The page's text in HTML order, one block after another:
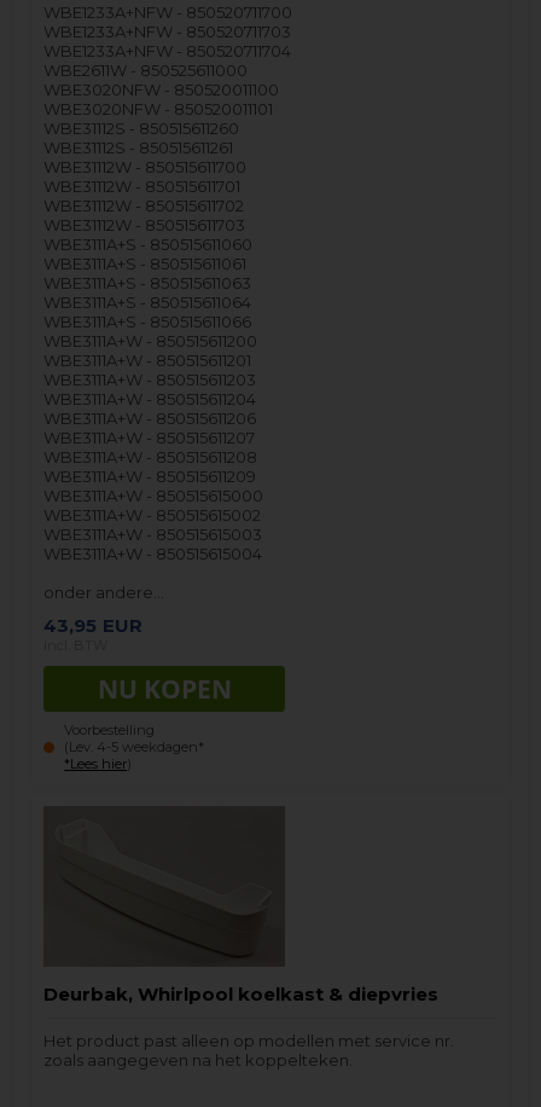
WBE1233A+NFW - 850520711700
WBE1233A+NFW - 850520711703
WBE1233A+NFW - 850520711704
WBE2611W - 850525611000
WBE3020NFW - 850520011100
WBE3020NFW - 850520011101
WBE31112S - 850515611260
WBE31112S - 850515611261
WBE31112W - 850515611700
WBE31112W - 850515611701
WBE31112W - 850515611702
WBE31112W - 850515611703
WBE3111A+S - 850515611060
WBE3111A+S - 850515611061
WBE3111A+S - 850515611063
WBE3111A+S - 850515611064
WBE3111A+S - 850515611066
WBE3111A+W - 850515611200
WBE3111A+W - 850515611201
WBE3111A+W - 850515611203
WBE3111A+W - 850515611204
WBE3111A+W - 850515611206
WBE3111A+W - 850515611207
WBE3111A+W - 850515611208
WBE3111A+W - 850515611209
WBE3111A+W - 850515615000
WBE3111A+W - 850515615002
WBE3111A+W - 850515615003
WBE3111A+W - 850515615004
onder andere…
43,95 EUR
Voorbestelling
(Lev. 4-5 weekdagen*
*Lees hier)
Deurbak, Whirlpool koelkast & diepvries
Het product past alleen op modellen met service nr.
zoals aangegeven na het koppelteken.